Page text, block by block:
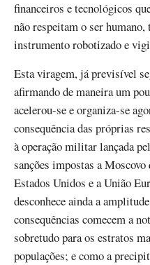
financeiros e tecnológicos
não respeitam o ser
instrumento robotizado e
Esta viragem, já previsível
afirmando de maneira um
acelerou-se e organiza-se
consequência das próprias
à operação militar lançada
sanções impostas a
Estados Unidos e a União
desconhece ainda a
consequências comecem a
sobretudo para os estratos
populações; e como a